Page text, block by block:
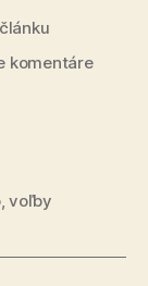
komentárena
,voľby